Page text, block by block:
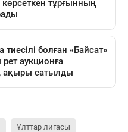
Ұлттар лигасы